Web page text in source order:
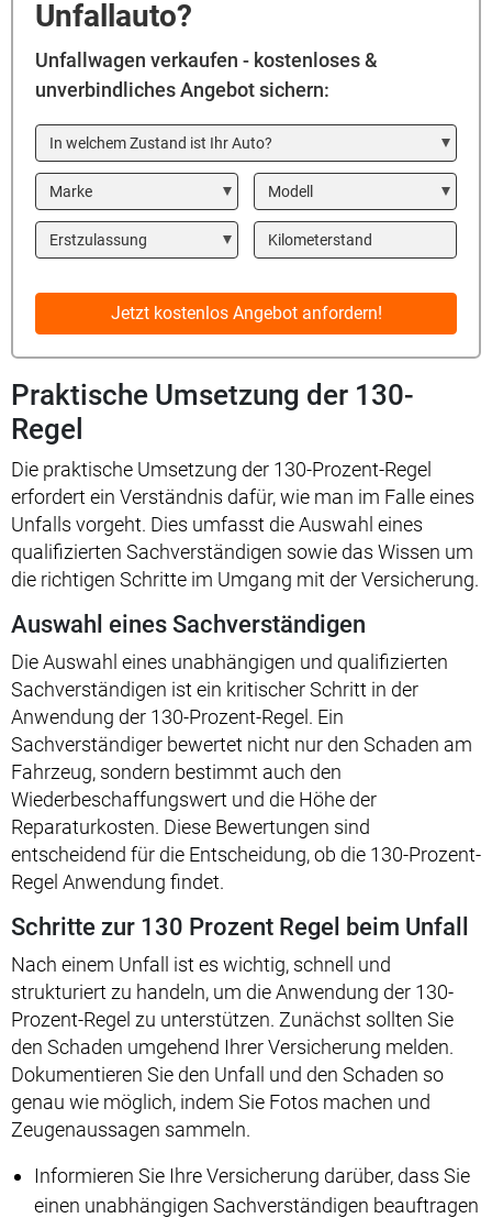
Unfallauto?
Unfallwagen verkaufen - kostenloses &
unverbindliches Angebot sichern:
In welchem Zustand ist Ihr Auto?
Marke Modell
Year Kilometerstand
Jetzt kostenlos Angebot anfordern!
Praktische Umsetzung der 130-
Regel
Die praktische Umsetzung der 130-Prozent-Regel
erfordert ein Verständnis dafür, wie man im Falle eines
Unfalls vorgeht. Dies umfasst die Auswahl eines
qualifizierten Sachverständigen sowie das Wissen um
die richtigen Schritte im Umgang mit der Versicherung.
Auswahl eines Sachverständigen
Die Auswahl eines unabhängigen und qualifizierten
Sachverständigen ist ein kritischer Schritt in der
Anwendung der 130-Prozent-Regel. Ein
Sachverständiger bewertet nicht nur den Schaden am
Fahrzeug, sondern bestimmt auch den
Wiederbeschaffungswert und die Höhe der
Reparaturkosten. Diese Bewertungen sind
entscheidend für die Entscheidung, ob die 130-Prozent-
Regel Anwendung findet.
Schritte zur 130 Prozent Regel beim Unfall
Nach einem Unfall ist es wichtig, schnell und
strukturiert zu handeln, um die Anwendung der 130-
Prozent-Regel zu unterstützen. Zunächst sollten Sie
den Schaden umgehend Ihrer Versicherung melden.
Dokumentieren Sie den Unfall und den Schaden so
genau wie möglich, indem Sie Fotos machen und
Zeugenaussagen sammeln.
Informieren Sie Ihre Versicherung darüber, dass Sie
einen unabhängigen Sachverständigen beauftragen